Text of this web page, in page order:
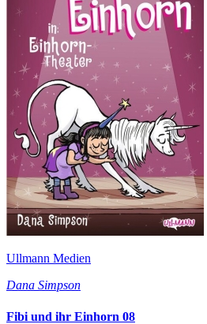
Ullmann Medien
Dana Simpson
Fibi und ihr Einhorn 08